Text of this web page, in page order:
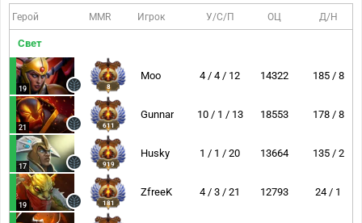
Герой MMR Игрок У/С/П ОЦ Д/Н
Свет
19 8
Moo 4 / 4 / 12 14322 185 / 8
21 611
Gunnar 10 / 1 / 13 18553 178 / 8
17 919
Husky 1 / 1 / 20 13664 135 / 2
19 181
ZfreeK 4 / 3 / 21 12793 24 / 1